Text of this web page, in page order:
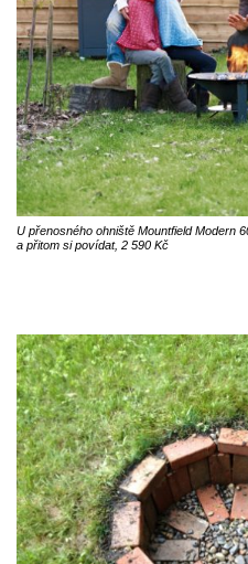
U přenosného ohniště Mountfield Modern
a přitom si povídat, 2 590 Kč